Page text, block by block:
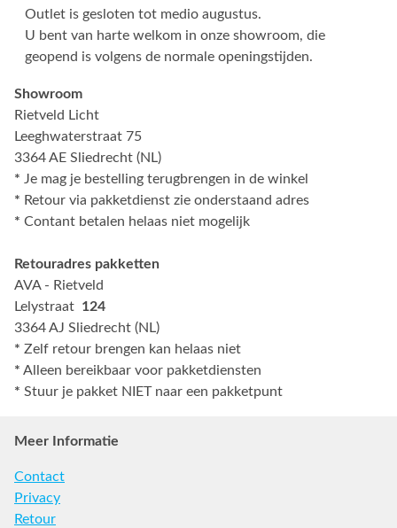
Outlet is gesloten tot medio augustus.
U bent van harte welkom in onze showroom, die
geopend is volgens de normale openingstijden.
Showroom
Rietveld Licht
Leeghwaterstraat 75
3364 AE Sliedrecht (NL)
* Je mag je bestelling terugbrengen in de winkel
* Retour via pakketdienst zie onderstaand adres
* Contant betalen helaas niet mogelijk
Retouradres pakketten
AVA - Rietveld
Lelystraat 124
3364 AJ Sliedrecht (NL)
* Zelf retour brengen kan helaas niet
* Alleen bereikbaar voor pakketdiensten
* Stuur je pakket NIET naar een pakketpunt
Meer Informatie
Contact
Privacy
Retour